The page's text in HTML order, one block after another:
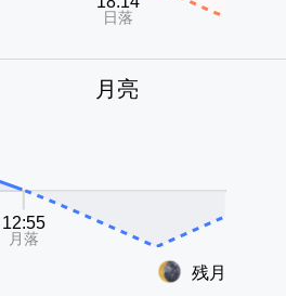
月亮
残月